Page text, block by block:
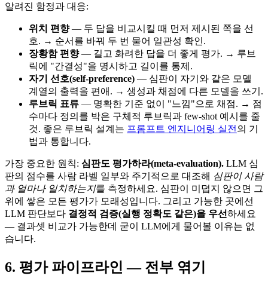
알려진 함정과 대응:
위치 편향— 두 답을 비교시킬 때 먼저 제시된 쪽을 선
호. → 순서를 바꿔 두 번 물어 일관성 확인.
장황함 편향— 길고 화려한 답을 더 좋게 평가. → 루브
릭에 "간결성"을 명시하고 길이를 통제.
자기 선호(self-preference) — 심판이 자기와 같은 모델
계열의 출력을 편애. → 생성과 채점에 다른 모델을 쓰기.
루브릭 표류 — 명확한 기준 없이 "느낌"으로 채점. → 점
수마다 정의를 박은 구체적 루브릭과 few-shot 예시를 줄
것. 좋은 루브릭 설계는 프롬프트 엔지니어링 실전 의 기
법과 통합니다.
가장 중요한 원칙: 심판도 평가하라(meta-evaluation). LLM 심
판의 점수를 사람 라벨 일부와 주기적으로 대조해 심판이 사람
과 얼마나 일치하는지를 측정하세요. 심판이 미덥지 않으면 그
위에 쌓은 모든 평가가 모래성입니다. 그리고 가능한 곳에선
LLM 판단보다 결정적 검증(실행 정확도 같은)을 우선하세요
— 결과셋 비교가 가능한데 굳이 LLM에게 물어볼 이유는 없
습니다.
6. 평가 파이프라인 — 전부 엮기